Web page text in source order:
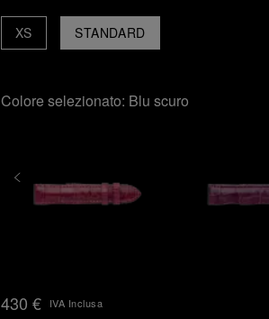
STANDARD
XS
Colore selezionato: Blu scuro
430 € IVA Inclusa